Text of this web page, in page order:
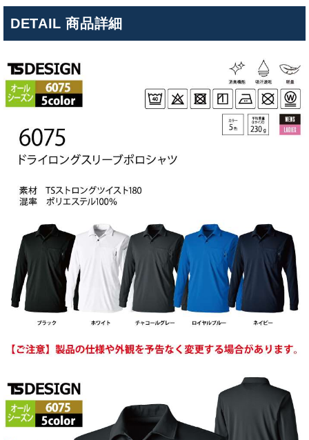
DETAIL 商品詳細